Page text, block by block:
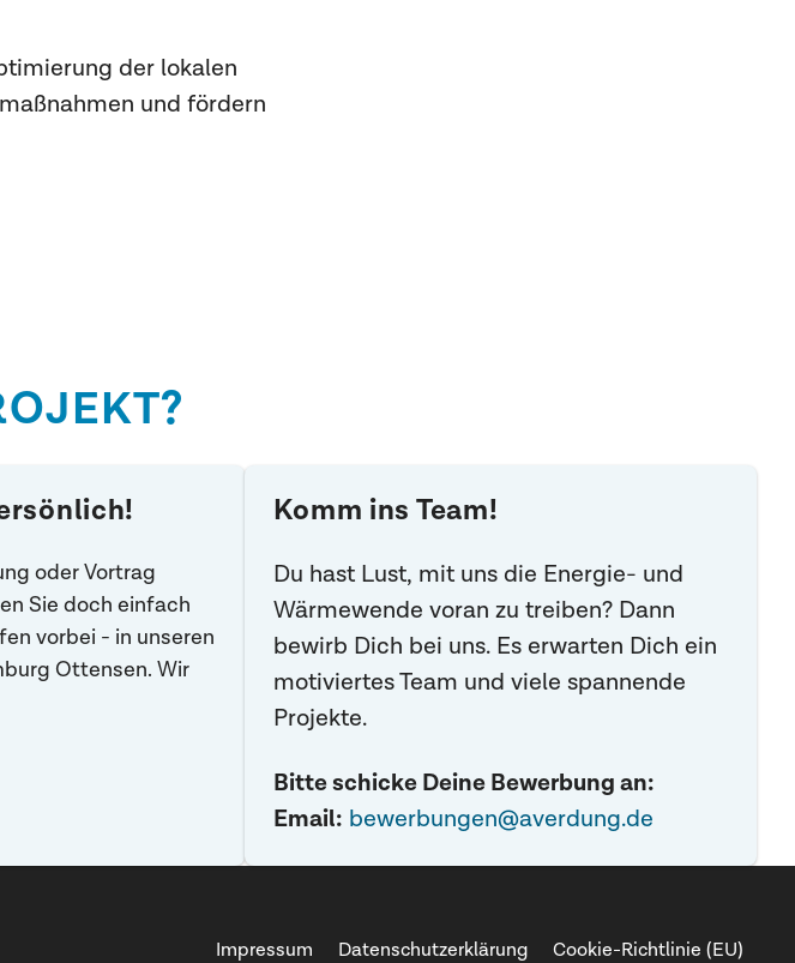
der lokalen
und fördern
oder Vortrag
Sie doch einfach
vorbei - in unseren
Ottensen. Wir
Komm ins Team!
Du hast Lust, mit uns die Energie- und
Wärmewende voran zu treiben? Dann
bewirb Dich bei uns. Es erwarten Dich ein
motiviertes Team und viele spannende
Projekte.
Bitte schicke Deine Bewerbung an:
Email: bewerbungen@averdung.de
Impressum Datenschutzerklärung Cookie-Richtlinie (EU)